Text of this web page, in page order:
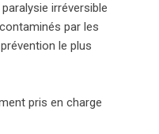
irréversible
par les
le plus
pris en charge